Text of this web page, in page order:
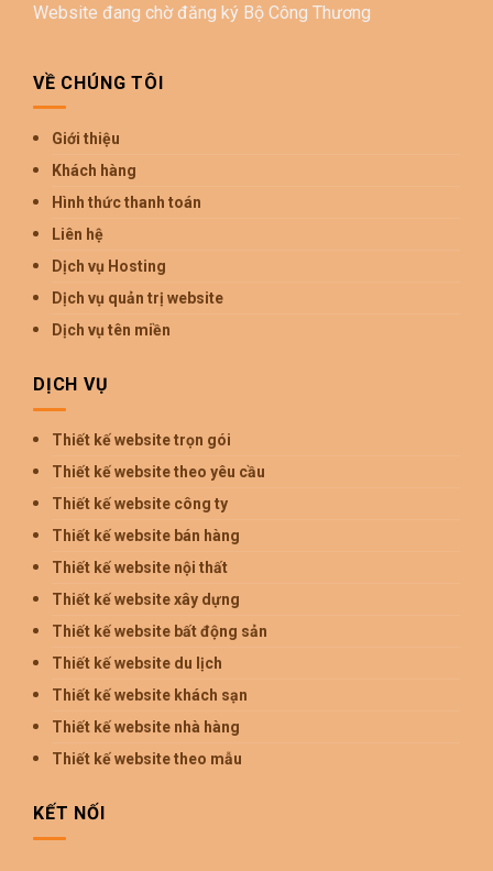
Website đang chờ đăng ký Bộ Công Thương
VỀ CHÚNG TÔI
Giới thiệu
Khách hàng
Hình thức thanh toán
Liên hệ
Dịch vụ Hosting
Dịch vụ quản trị website
Dịch vụ tên miền
DỊCH VỤ
Thiết kế website trọn gói
Thiết kế website theo yêu cầu
Thiết kế website công ty
Thiết kế website bán hàng
Thiết kế website nội thất
Thiết kế website xây dựng
Thiết kế website bất động sản
Thiết kế website du lịch
Thiết kế website khách sạn
Thiết kế website nhà hàng
Thiết kế website theo mẫu
KẾT NỐI